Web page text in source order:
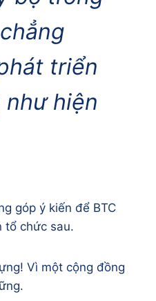
triển
hiện
góp ý kiến để BTC
tổ chức sau.
Vì một cộng đồng